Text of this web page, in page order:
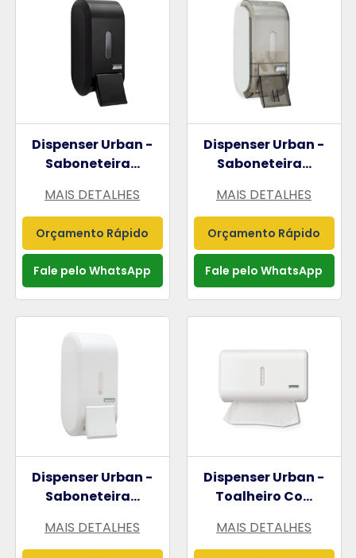
Dispenser Urban -
Saboneteira...
MAIS DETALHES
Orçamento Rápido
Fale pelo WhatsApp
Dispenser Urban -
Saboneteira...
MAIS DETALHES
Orçamento Rápido
Fale pelo WhatsApp
Dispenser Urban -
Saboneteira...
MAIS DETALHES
Dispenser Urban -
Toalheiro Co...
MAIS DETALHES